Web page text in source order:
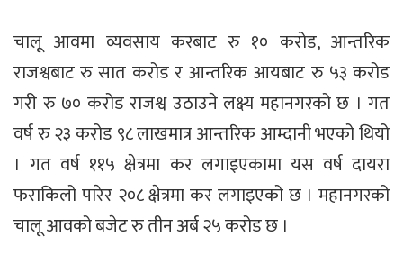
चालू आवमा व्यवसाय करबाट रु १० करोड, आन्तरिक
राजश्वबाट रु सात करोड र आन्तरिक आयबाट रु ५३ करोड
गरी रु ७० करोड राजश्व उठाउने लक्ष्य महानगरको छ । गत
वर्ष रु २३ करोड ९८ लाखमात्र आन्तरिक आम्दानी भएको थियो
। गत वर्ष ११५ क्षेत्रमा कर लगाइएकामा यस वर्ष दायरा
फराकिलो पारेर २०८ क्षेत्रमा कर लगाइएको छ । महानगरको
चालू आवको बजेट रु तीन अर्ब २५ करोड छ ।